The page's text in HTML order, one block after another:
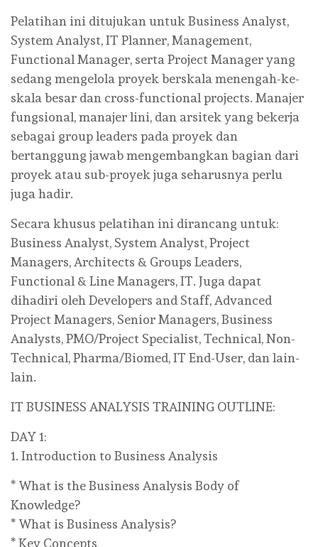
Pelatihan ini ditujukan untuk Business Analyst,
System Analyst, IT Planner, Management,
Functional Manager, serta Project Manager yang
sedang mengelola proyek berskala menengah-ke-
skala besar dan cross-functional projects. Manajer
fungsional, manajer lini, dan arsitek yang bekerja
sebagai group leaders pada proyek dan
bertanggung jawab mengembangkan bagian dari
proyek atau sub-proyek juga seharusnya perlu
juga hadir.
Secara khusus pelatihan ini dirancang untuk:
Business Analyst, System Analyst, Project
Managers, Architects & Groups Leaders,
Functional & Line Managers, IT. Juga dapat
dihadiri oleh Developers and Staff, Advanced
Project Managers, Senior Managers, Business
Analysts, PMO/Project Specialist, Technical, Non-
Technical, Pharma/Biomed, IT End-User, dan lain-
lain.
IT BUSINESS ANALYSIS TRAINING OUTLINE:
DAY 1:
1. Introduction to Business Analysis
* What is the Business Analysis Body of
Knowledge?
* What is Business Analysis?
* Key Concepts